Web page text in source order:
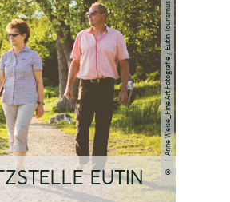
EUTIN
©
| Anne Weise_Fine Art Fotografie / Eutin Tourismus